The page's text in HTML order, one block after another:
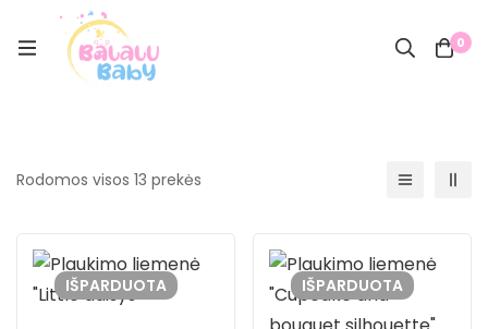
0
Rodomos visos 13 prekės
IŠPARDUOTA IŠPARDUOTA